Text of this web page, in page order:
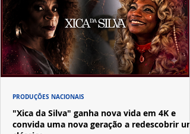
"Xica da Silva" ganha nova vida em 4K e
convida uma nova geração a redescobrir um
PRODUÇÕES NACIONAIS